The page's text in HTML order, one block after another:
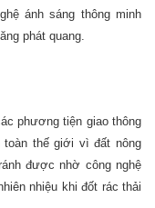
ánh sáng thông minh
phát quang.
phương tiện giao thông
thế giới vì đất nông
được nhờ công nghệ
nhiệu khi đốt rác thải